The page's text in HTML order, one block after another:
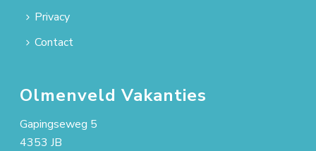
Privacy
Contact
Olmenveld Vakanties
Gapingseweg 5
4353 JB